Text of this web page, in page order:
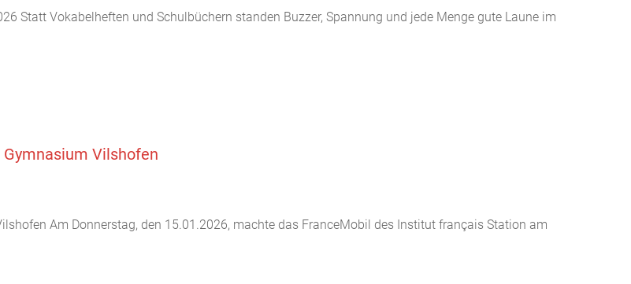
Statt Vokabelheften und Schulbüchern standen Buzzer, Spannung und jede Menge gute Laune im
Vilshofen
Am Donnerstag, den 15.01.2026, machte das FranceMobil des Institut français Station am